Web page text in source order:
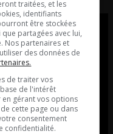
traitées, et les
identifiants
être stockées
partagées avec lui,
Nos partenaires et
des données de
de traiter vos
de l'intérêt
gérant vos options
cette page ou dans
consentement
confidentialité.